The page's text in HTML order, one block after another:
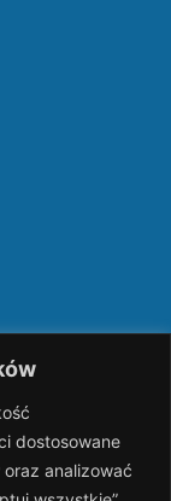
dostosowane
analizować